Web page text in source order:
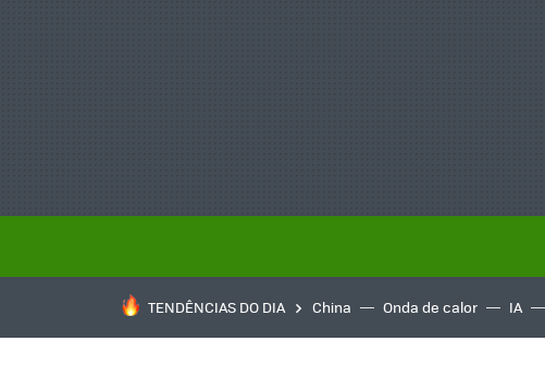
TENDÊNCIAS DO DIA China Onda de calor IA